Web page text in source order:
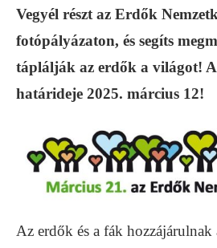
Vegyél részt az Erdők
fotópályázaton, és segíts
táplálják az erdők a világot!
határideje 2025. március 12!
Az erdők és a fák hozzájárulnak